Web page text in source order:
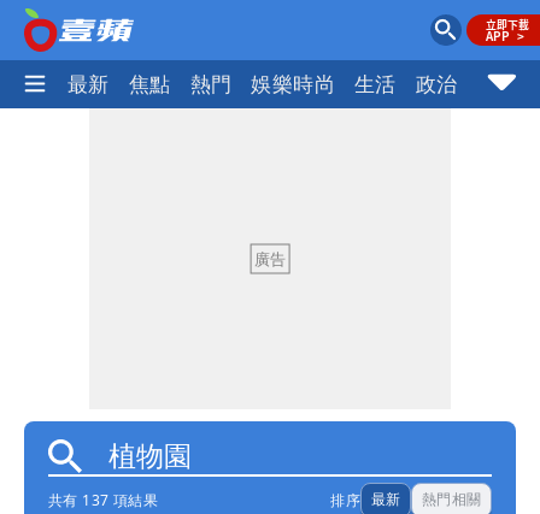
最新 焦點 熱門 娛樂時尚 生活 政治 社會
共有 137 項結果 排序 最新 熱門相關